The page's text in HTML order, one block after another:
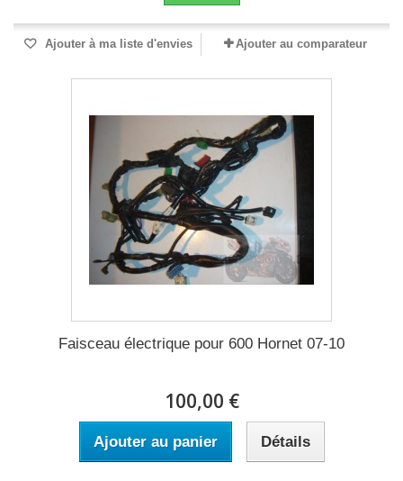
Ajouter à ma liste d'envies Ajouter au comparateur
Faisceau électrique pour 600 Hornet 07-10
100,00 €
Ajouter au panier Détails